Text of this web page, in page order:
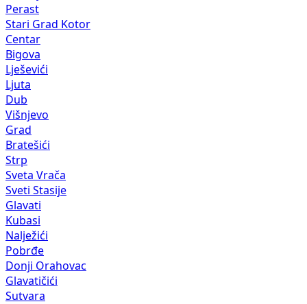
Perast
Stari Grad Kotor
Centar
Bigova
Lješevići
Ljuta
Dub
Višnjevo
Grad
Bratešići
Strp
Sveta Vrača
Sveti Stasije
Glavati
Kubasi
Nalježići
Pobrđe
Donji Orahovac
Glavatičići
Sutvara